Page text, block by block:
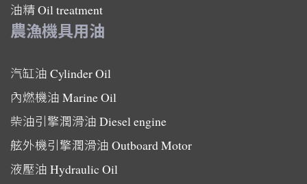
油精Oil treatment
農漁機具用油
汽缸油 Cylinder Oil
內燃機油 Marine Oil
柴油引擎潤滑油 Diesel engine
舷外機引擎潤滑油 Outboard Motor
液壓油 Hydraulic Oil